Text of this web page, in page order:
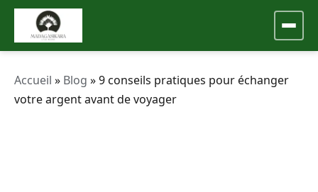
Accueil » Blog »9 conseils pratiques pour échanger
votre argent avant de voyager